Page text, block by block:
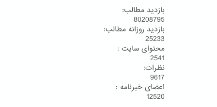
بازدید مطالب:
80208795
بازدید روزانه مطالب:
25233
محتوای سایت :
2541
نظرات:
9617
اعضای خبرنامه :
12520